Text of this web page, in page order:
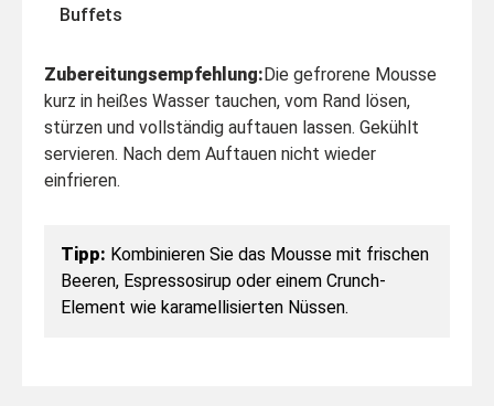
Buffets
Zubereitungsempfehlung:Die gefrorene Mousse
kurz in heißes Wasser tauchen, vom Rand lösen,
stürzen und vollständig auftauen lassen. Gekühlt
servieren. Nach dem Auftauen nicht wieder
einfrieren.
Tipp: Kombinieren Sie das Mousse mit frischen
Beeren, Espressosirup oder einem Crunch-
Element wie karamellisierten Nüssen.